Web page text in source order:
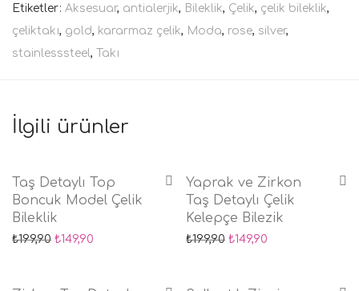
Etiketler: Aksesuar, antialerjik, Bileklik, Çelik, çelik bileklik,
çeliktakı, gold, kararmaz çelik, Moda, rose, silver,
stainlesssteel, Takı
İlgili ürünler
Taş Detaylı Top
Boncuk Model Çelik
Bileklik
₺199,90 Orijinal fiyat: ₺199,90.
₺149,90 Şu andaki fiyat: ₺149,90.
Yaprak ve Zirkon
Taş Detaylı Çelik
Kelepçe Bilezik
₺199,90 Orijinal fiyat: ₺199,90.
₺149,90